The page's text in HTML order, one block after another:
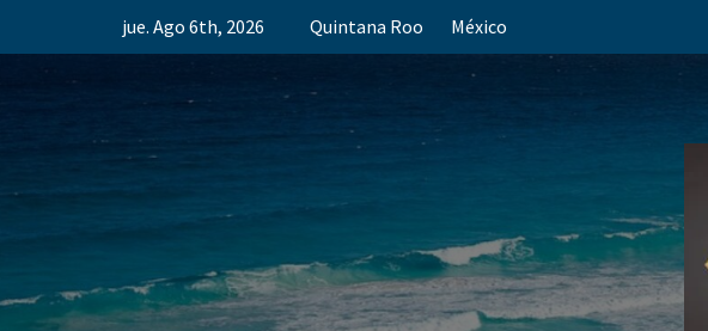
jue. Ago 6th, 2026 Quintana Roo México